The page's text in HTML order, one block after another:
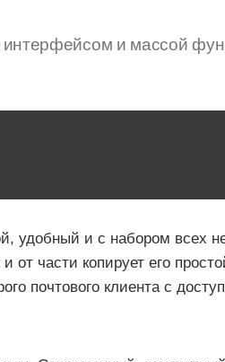
интерфейсом и массой
удобный и с набором всех
от части копирует его
почтового клиента с